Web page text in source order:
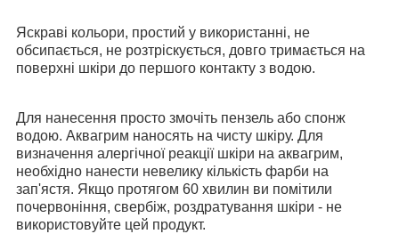
Яскраві кольори, простий у використанні, не
обсипається, не розтріскується, довго тримається на
поверхні шкіри до першого контакту з водою.
Для нанесення просто змочіть пензель або спонж
водою. Аквагрим наносять на чисту шкіру. Для
визначення алергічної реакції шкіри на аквагрим,
необхідно нанести невелику кількість фарби на
зап'ястя. Якщо протягом 60 хвилин ви помітили
почервоніння, свербіж, роздратування шкіри - не
використовуйте цей продукт.